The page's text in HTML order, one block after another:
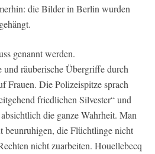
die Bilder in Berlin wurden
genannt werden.
und räuberische Übergriffe durch
Frauen. Die Polizeispitze sprach
friedlichen Silvester“ und
die ganze Wahrheit. Man
beunruhigen, die Flüchtlinge nicht
nicht zuarbeiten. Houellebecq